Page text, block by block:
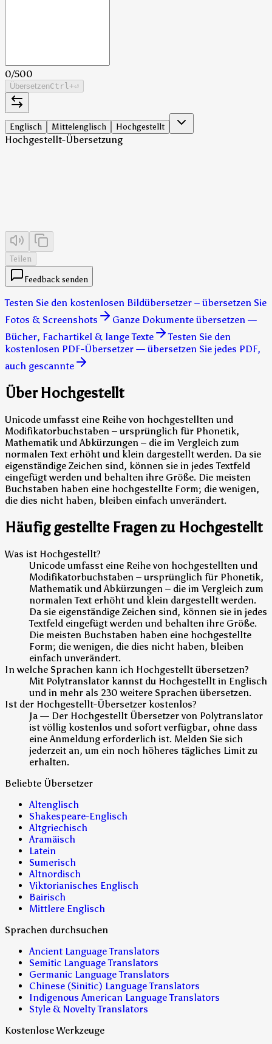
0/500
ÜbersetzenCtrl +⏎
Englisch Mittelenglisch Hochgestellt
Hochgestellt-Übersetzung
Teilen
Feedback senden
Testen Sie den kostenlosen Bildübersetzer – übersetzen Sie
Fotos & Screenshots
Ganze Dokumente übersetzen —
Bücher, Fachartikel & lange Texte
Testen Sie den
kostenlosen PDF-Übersetzer — übersetzen Sie jedes PDF,
auch gescannte
Über Hochgestellt
Unicode umfasst eine Reihe von hochgestellten und
Modifikatorbuchstaben – ursprünglich für Phonetik,
Mathematik und Abkürzungen – die im Vergleich zum
normalen Text erhöht und klein dargestellt werden. Da sie
eigenständige Zeichen sind, können sie in jedes Textfeld
eingefügt werden und behalten ihre Größe. Die meisten
Buchstaben haben eine hochgestellte Form; die wenigen,
die dies nicht haben, bleiben einfach unverändert.
Häufig gestellte Fragen zu Hochgestellt
Was ist Hochgestellt?
Unicode umfasst eine Reihe von hochgestellten und
Modifikatorbuchstaben – ursprünglich für Phonetik,
Mathematik und Abkürzungen – die im Vergleich zum
normalen Text erhöht und klein dargestellt werden.
Da sie eigenständige Zeichen sind, können sie in jedes
Textfeld eingefügt werden und behalten ihre Größe.
Die meisten Buchstaben haben eine hochgestellte
Form; die wenigen, die dies nicht haben, bleiben
einfach unverändert.
In welche Sprachen kann ich Hochgestellt übersetzen?
Mit Polytranslator kannst du Hochgestellt in Englisch
und in mehr als 230 weitere Sprachen übersetzen.
Ist der Hochgestellt-Übersetzer kostenlos?
Ja — Der Hochgestellt Übersetzer von Polytranslator
ist völlig kostenlos und sofort verfügbar, ohne dass
eine Anmeldung erforderlich ist. Melden Sie sich
jederzeit an, um ein noch höheres tägliches Limit zu
erhalten.
Beliebte Übersetzer
Altenglisch
Shakespeare-Englisch
Altgriechisch
Aramäisch
Latein
Sumerisch
Altnordisch
Viktorianisches Englisch
Bairisch
Mittlere Englisch
Sprachen durchsuchen
Ancient Language Translators
Semitic Language Translators
Germanic Language Translators
Chinese (Sinitic) Language Translators
Indigenous American Language Translators
Style & Novelty Translators
Kostenlose Werkzeuge